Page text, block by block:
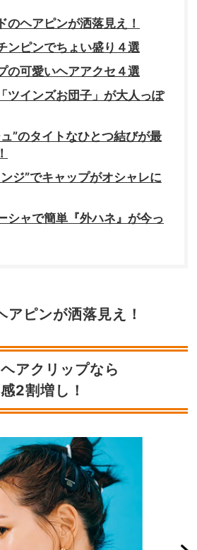
のヘアピンが洒落見え！
ンピンでちょい盛り４選
の可愛いヘアアクセ４選
ツインズお団子」が大人っぽ
”のタイトなひとつ結びが最
ジ”でキャップがオシャレに
シャで簡単『外ハネ』が今っ
ピンが洒落見え！
アクリップなら
2割増し！